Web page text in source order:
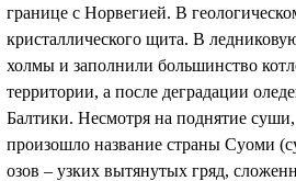
границе с Норвегией. В
кристаллического щита. В
холмы и заполнили большинство
территории, а после деградации
Балтики. Несмотря на поднятие
произошло название страны Суоми
озов – узких вытянутых гряд,